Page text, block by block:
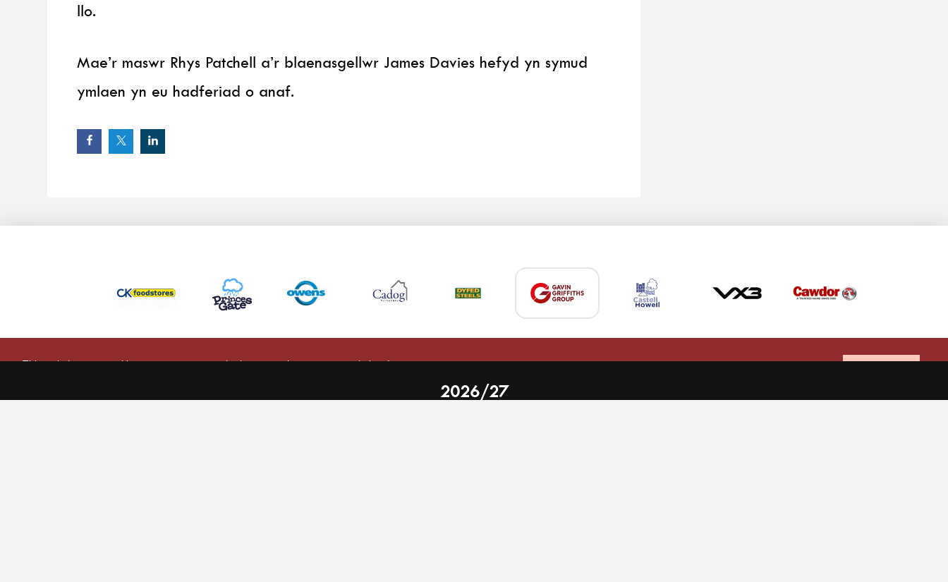
This website uses cookies to ensure you get the best experience on our website.Learn more
llo.
Mae’r maswr Rhys Patchell a’r blaenasgellwr James Davies hefyd yn symud
ymlaen yn eu hadferiad o anaf.
2026/27